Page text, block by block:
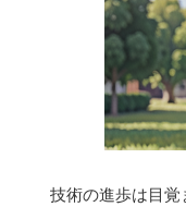
技術の進歩は目覚